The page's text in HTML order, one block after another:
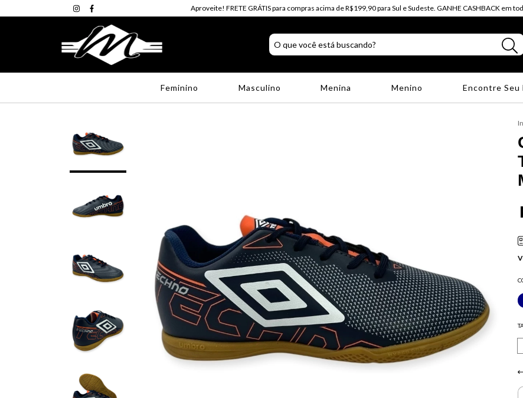
Aproveite! FRETE GRÁTIS para compras acima de R$199,90 para Sul e Sudeste. GANHE CASHBACK em
Feminino Masculino Menina Menino Encontre Seu